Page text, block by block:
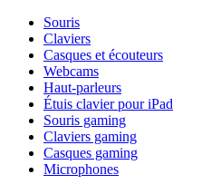
Souris
Claviers
Casques et écouteurs
Webcams
Haut-parleurs
Étuis clavier pour iPad
Souris gaming
Claviers gaming
Casques gaming
Microphones